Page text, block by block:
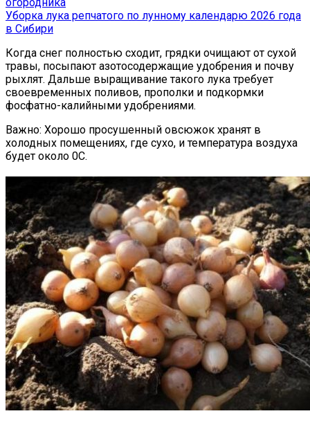
Уборка лука репчатого по лунному календарю 2026 года
в Сибири
Когда снег полностью сходит, грядки очищают от сухой
травы, посыпают азотосодержащие удобрения и почву
рыхлят. Дальше выращивание такого лука требует
своевременных поливов, прополки и подкормки
фосфатно-калийными удобрениями.
Важно: Хорошо просушенный овсюжок хранят в
холодных помещениях, где сухо, и температура воздуха
будет около 0С.